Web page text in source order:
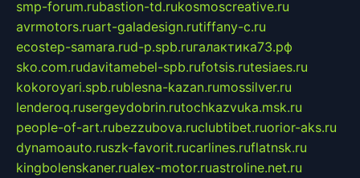
smp-forum.rubastion-td.rukosmoscreative.ru
avrmotors.ruart-galadesign.rutiffany-c.ru
ecostep-samara.rud-p.spb.ruгалактика73.рф
sko.com.rudavitamebel-spb.rufotsis.rutesiaes.ru
kokoroyari.spb.rublesna-kazan.rumossilver.ru
lenderoq.rusergeydobrin.rutochkazvuka.msk.ru
people-of-art.rubezzubova.ruclubtibet.ruorior-aks.ru
dynamoauto.ruszk-favorit.rucarlines.ruflatnsk.ru
kingbolenskaner.rualex-motor.ruastroline.net.ru